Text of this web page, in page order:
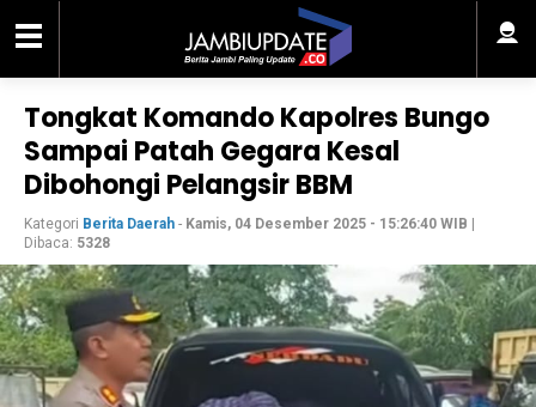
Tongkat Komando Kapolres Bungo
Sampai Patah Gegara Kesal
Dibohongi Pelangsir BBM
Kategori Berita Daerah - Kamis, 04 Desember 2025 - 15:26:40 WIB
Dibaca: 5328